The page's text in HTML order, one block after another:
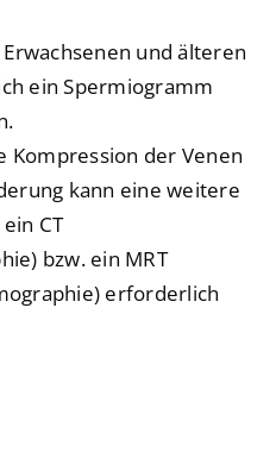
und älteren
ein Spermiogramm
Kompression der Venen
kann eine weitere
CT
bzw. ein MRT
erforderlich